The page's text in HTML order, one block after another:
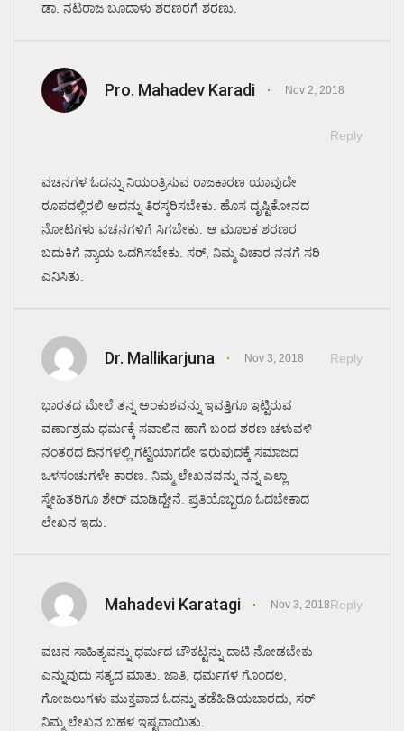
ಡಾ. ನಟರಾಜ ಬೂದಾಳು ಶರಣರಗೆ ಶರಣು.
Pro. Mahadev Karadi Nov 2, 2018
Reply
ವಚನಗಳ ಓದನ್ನು ನಿಯಂತ್ರಿಸುವ ರಾಜಕಾರಣ ಯಾವುದೇ
ರೂಪದಲ್ಲಿರಲಿ ಅದನ್ನು ತಿರಸ್ಕರಿಸಬೇಕು. ಹೊಸ ದೃಷ್ಟಿಕೋನದ
ನೋಟಗಳು ವಚನಗಳಿಗೆ ಸಿಗಬೇಕು. ಆ ಮೂಲಕ ಶರಣರ
ಬದುಕಿಗೆ ನ್ಯಾಯ ಒದಗಿಸಬೇಕು. ಸರ್, ನಿಮ್ಮ ವಿಚಾರ ನನಗೆ ಸರಿ
ಎನಿಸಿತು.
Dr. Mallikarjuna Nov 3, 2018 Reply
ಭಾರತದ ಮೇಲೆ ತನ್ನ ಅಂಕುಶವನ್ನು ಇವತ್ತಿಗೂ ಇಟ್ಟಿರುವ
ವರ್ಣಾಶ್ರಮ ಧರ್ಮಕ್ಕೆ ಸವಾಲಿನ ಹಾಗೆ ಬಂದ ಶರಣ ಚಳುವಳಿ
ನಂತರದ ದಿನಗಳಲ್ಲಿ ಗಟ್ಟಿಯಾಗದೇ ಇರುವುದಕ್ಕೆ ಸಮಾಜದ
ಒಳಸಂಚುಗಳೇ ಕಾರಣ. ನಿಮ್ಮ ಲೇಖನವನ್ನು ನನ್ನ ಎಲ್ಲಾ
ಸ್ನೇಹಿತರಿಗೂ ಶೇರ್ ಮಾಡಿದ್ದೇನೆ. ಪ್ರತಿಯೊಬ್ಬರೂ ಓದಬೇಕಾದ
ಲೇಖನ ಇದು.
Mahadevi Karatagi Nov 3, 2018Reply
ವಚನ ಸಾಹಿತ್ಯವನ್ನು ಧರ್ಮದ ಚೌಕಟ್ಟನ್ನು ದಾಟಿ ನೋಡಬೇಕು
ಎನ್ನುವುದು ಸತ್ಯದ ಮಾತು. ಜಾತಿ, ಧರ್ಮಗಳ ಗೊಂದಲ,
ಗೋಜಲುಗಳು ಮುಕ್ತವಾದ ಓದನ್ನು ತಡೆಹಿಡಿಯಬಾರದು, ಸರ್
ನಿಮ್ಮ ಲೇಖನ ಬಹಳ ಇಷ್ಟವಾಯಿತು.